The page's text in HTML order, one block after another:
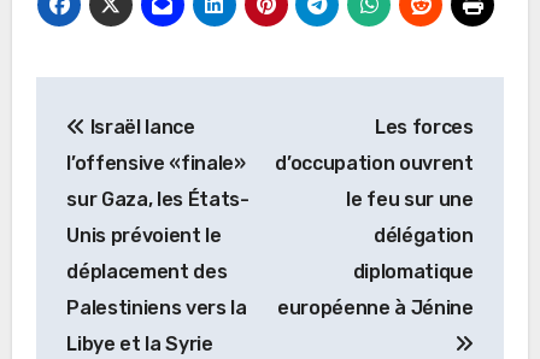
de
l’article
Israël lance
l’offensive «finale»
sur Gaza, les États-
Unis prévoient le
déplacement des
Palestiniens vers la
Libye et la Syrie
Les forces
d’occupation ouvrent
le feu sur une
délégation
diplomatique
européenne à Jénine